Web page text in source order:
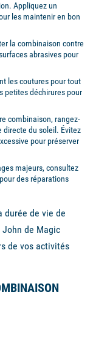
Appliquez un
les maintenir en bon
la combinaison contre
abrasives pour
les coutures pour tout
petites déchirures pour
combinaison, rangez-
directe du soleil. Évitez
pour préserver
majeurs, consultez
des réparations
durée de vie de
de Magic
de vos activités